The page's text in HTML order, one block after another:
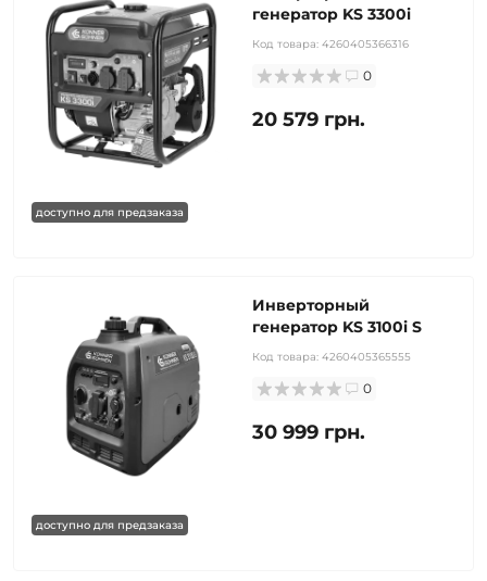
доступно для предзаказа
генератор KS 3300i
Код товара: 4260405366316
0
20 579 грн.
доступно для предзаказа
Инверторный
генератор KS 3100i S
Код товара: 4260405365555
0
30 999 грн.